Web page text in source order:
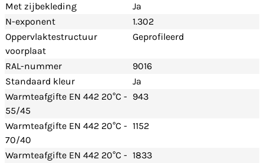
Met zijbekleding
Ja
N-exponent
1.302
Oppervlaktestructuur
voorplaat
Geprofileerd
RAL-nummer
9016
Standaard kleur
Ja
Warmteafgifte EN 442 20°C -
55/45
943
Warmteafgifte EN 442 20°C -
70/40
1152
Warmteafgifte EN 442 20°C - 1833